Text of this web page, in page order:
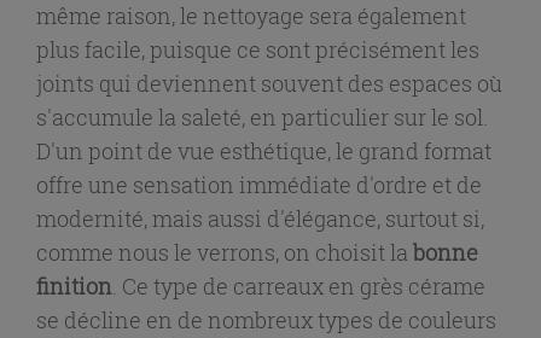
même raison, le nettoyage sera également
plus facile, puisque ce sont précisément les
joints qui deviennent souvent des espaces où
s'accumule la saleté, en particulier sur le sol.
D'un point de vue esthétique, le grand format
offre une sensation immédiate d'ordre et de
modernité, mais aussi d'élégance, surtout si,
comme nous le verrons, on choisit la bonne
finition. Ce type de carreaux en grès cérame
se décline en de nombreux types de couleurs